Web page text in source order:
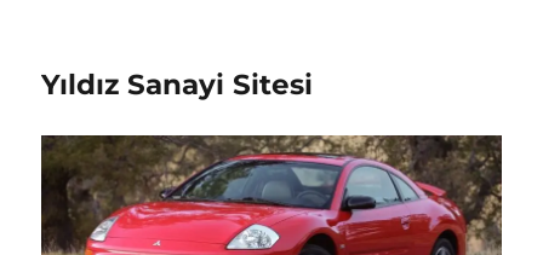
Yıldız Sanayi Sitesi